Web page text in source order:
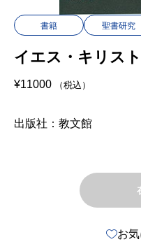
書籍 聖書研究
イエス・キリス
¥11000 （税込）
出版社：教文館
お